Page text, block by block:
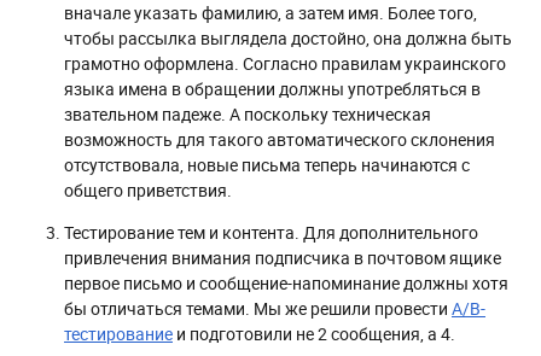
вначале указать фамилию, а затем имя. Более того,
чтобы рассылка выглядела достойно, она должна быть
грамотно оформлена. Согласно правилам украинского
языка имена в обращении должны употребляться в
звательном падеже. А поскольку техническая
возможность для такого автоматического склонения
отсутствовала, новые письма теперь начинаются с
общего приветствия.
Тестирование тем и контента. Для дополнительного
привлечения внимания подписчика в почтовом ящике
первое письмо и сообщение-напоминание должны хотя
бы отличаться темами. Мы же решили провести А/В-
тестирование и подготовили не 2 сообщения, а 4.